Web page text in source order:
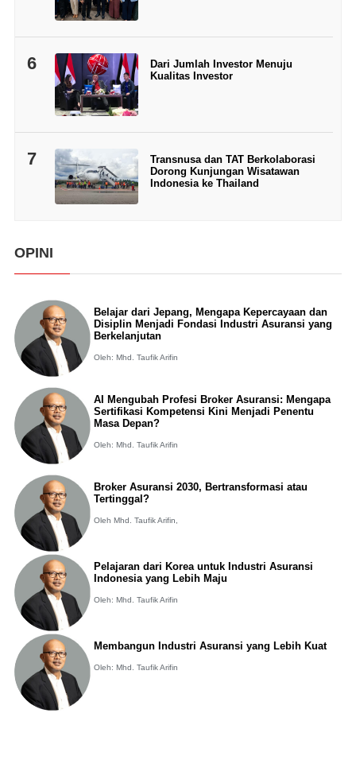
6
Dari Jumlah Investor Menuju
Kualitas Investor
7
Transnusa dan TAT Berkolaborasi
Dorong Kunjungan Wisatawan
Indonesia ke Thailand
OPINI
Belajar dari Jepang, Mengapa Kepercayaan dan
Disiplin Menjadi Fondasi Industri Asuransi yang
Berkelanjutan
Oleh: Mhd. Taufik Arifin
AI Mengubah Profesi Broker Asuransi: Mengapa
Sertifikasi Kompetensi Kini Menjadi Penentu
Masa Depan?
Oleh: Mhd. Taufik Arifin
Broker Asuransi 2030, Bertransformasi atau
Tertinggal?
Oleh Mhd. Taufik Arifin,
Pelajaran dari Korea untuk Industri Asuransi
Indonesia yang Lebih Maju
Oleh: Mhd. Taufik Arifin
Membangun Industri Asuransi yang Lebih Kuat
Oleh: Mhd. Taufik Arifin